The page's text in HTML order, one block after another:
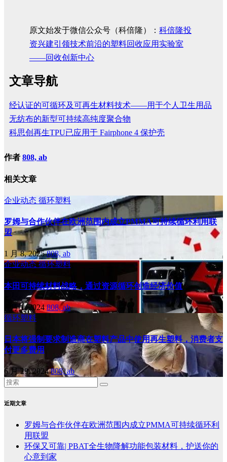
原文始发于微信公众号（科倍隆）： 科倍隆投
资兴建引领技术前沿的塑料回收应用实验室
——回收创新中心
文章导航
经认证的可循环及可再生材料技术——用于个人卫生用品
无纺布的新型可持续高纯度聚合物
科思创再生TPU已应用于 Fairphone 4 保护壳
作者 808, ab
相关文章
企业动态 循环塑料
罗姆与合作伙伴在欧洲范围内成立PMMA可持续循环利用联
盟
1 月 8, 2025808, ab
企业动态循环塑料
本田可持续材料战略，通过资源循环创造经济价值
7 月 1, 2024808, ab
循环塑料
日本将强制要求制造商在塑料产品中使用再生塑料，消费者支
付更多费用
6 月 29, 2024808, ab
近期文章
罗姆与合作伙伴在欧洲范围内成立PMMA可持续循环利
用联盟
环保又可靠| PBAT全生物降解功能包装材料，护送你的
心意到家